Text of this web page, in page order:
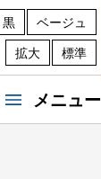
黒
ベージュ
拡大 標準
メニュー